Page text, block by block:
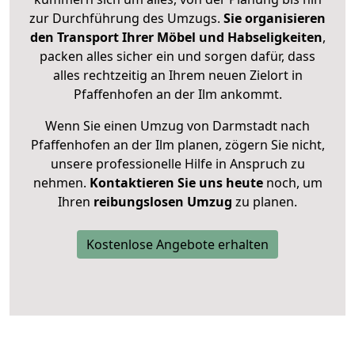
zur Durchführung des Umzugs. Sie organisieren
den Transport Ihrer Möbel und Habseligkeiten,
packen alles sicher ein und sorgen dafür, dass
alles rechtzeitig an Ihrem neuen Zielort in
Pfaffenhofen an der Ilm ankommt.
Wenn Sie einen Umzug von Darmstadt nach
Pfaffenhofen an der Ilm planen, zögern Sie nicht,
unsere professionelle Hilfe in Anspruch zu
nehmen. Kontaktieren Sie uns heutenoch, um
Ihren reibungslosen Umzug zu planen.
Kostenlose Angebote erhalten